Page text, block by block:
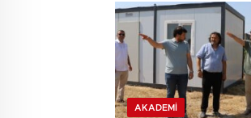
AKADEMI